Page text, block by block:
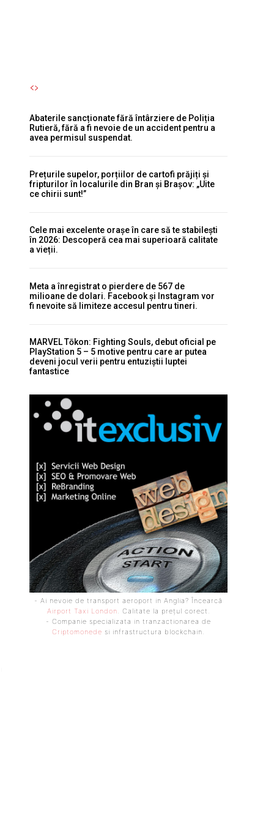
Abaterile sancționate fără întârziere de Poliția
Rutieră, fără a fi nevoie de un accident pentru a
avea permisul suspendat.
Prețurile supelor, porțiilor de cartofi prăjiți și
fripturilor în localurile din Bran și Brașov: „Uite
ce chirii sunt!”
Cele mai excelente orașe în care să te stabilești
în 2026: Descoperă cea mai superioară calitate
a vieții.
Meta a înregistrat o pierdere de 567 de
milioane de dolari. Facebook și Instagram vor
fi nevoite să limiteze accesul pentru tineri.
MARVEL Tōkon: Fighting Souls, debut oficial pe
PlayStation 5 – 5 motive pentru care ar putea
deveni jocul verii pentru entuziștii luptei
fantastice
- Ai nevoie de transport aeroport in Anglia? Încearcă
Airport Taxi London. Calitate la prețul corect.
- Companie specializata in tranzactionarea de
Criptomonede si infrastructura blockchain.